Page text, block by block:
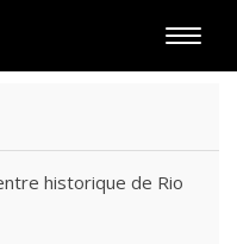
Toggle
historique de Rio